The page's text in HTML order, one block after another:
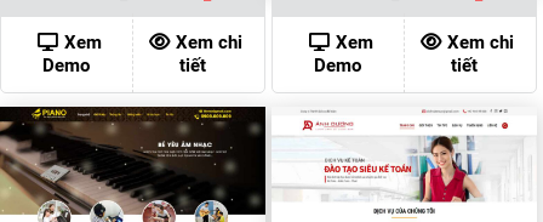
là:
900,000 ₫.
hiện
tại
là:
200,000 ₫.
Xem
Demo
Xem chi
tiết
là:
900,000 ₫.
hiện
tại
là:
Xem
Demo
Xem chi
tiết